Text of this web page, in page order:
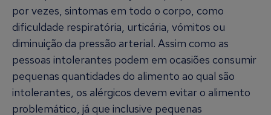
por vezes, sintomas em todo o corpo, como
dificuldade respiratória, urticária, vómitos ou
diminuição da pressão arterial. Assim como as
pessoas intolerantes podem em ocasiões consumir
pequenas quantidades do alimento ao qual são
intolerantes, os alérgicos devem evitar o alimento
problemático, já que inclusive pequenas